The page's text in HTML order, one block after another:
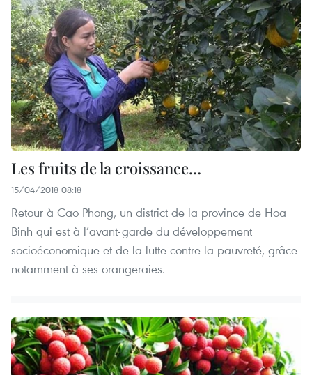
Les fruits de la croissance…
15/04/2018 08:18
Retour à Cao Phong, un district de la province de Hoa
Binh qui est à l’avant-garde du développement
socioéconomique et de la lutte contre la pauvreté, grâce
notamment à ses orangeraies.